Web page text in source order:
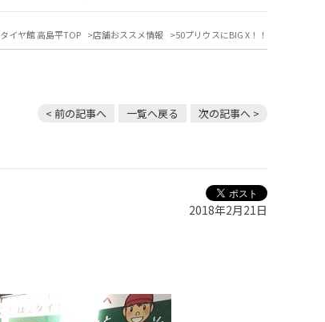
タイヤ館 高島平TOP 店舗おススメ情報 50プリウスにBIG X！！
< 前の記事へ 一覧へ戻る 次の記事へ >
2018年2月21日